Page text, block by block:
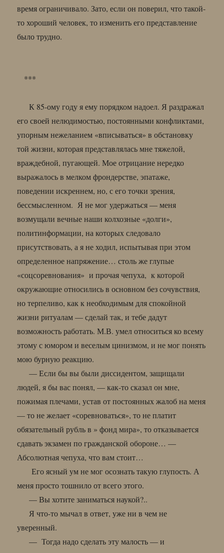
время ограничивало. Зато, если он поверил, что такой-
то хороший человек, то изменить его представление
было трудно.
***
К 85-ому году я ему порядком надоел. Я раздражал
его своей нелюдимостью, постоянными конфликтами,
упорным нежеланием «вписываться» в обстановку
той жизни, которая представлялась мне тяжелой,
враждебной, пугающей. Мое отрицание нередко
выражалось в мелком фрондерстве, эпатаже,
поведении искреннем, но, с его точки зрения,
бессмысленном. Я не мог удержаться — меня
возмущали вечные наши колхозные «долги»,
политинформации, на которых следовало
присутствовать, а я не ходил, испытывая при этом
определенное напряжение… столь же глупые
«соцсоревнования» и прочая чепуха, к которой
окружающие относились в основном без сочувствия,
но терпеливо, как к необходимым для спокойной
жизни ритуалам — сделай так, и тебе дадут
возможность работать. М.В. умел относиться ко всему
этому с юмором и веселым цинизмом, и не мог понять
мою бурную реакцию.
— Если бы вы были диссидентом, защищали
людей, я бы вас понял, — как-то сказал он мне,
пожимая плечами, устав от постоянных жалоб на меня
— то не желает «соревноваться», то не платит
обязательный рубль в » фонд мира», то отказывается
сдавать экзамен по гражданской обороне… —
Абсолютная чепуха, что вам стоит…
Его ясный ум не мог осознать такую глупость. А
меня просто тошнило от всего этого.
— Вы хотите заниматься наукой?..
Я что-то мычал в ответ, уже ни в чем не
уверенный.
— Тогда надо сделать эту малость — и